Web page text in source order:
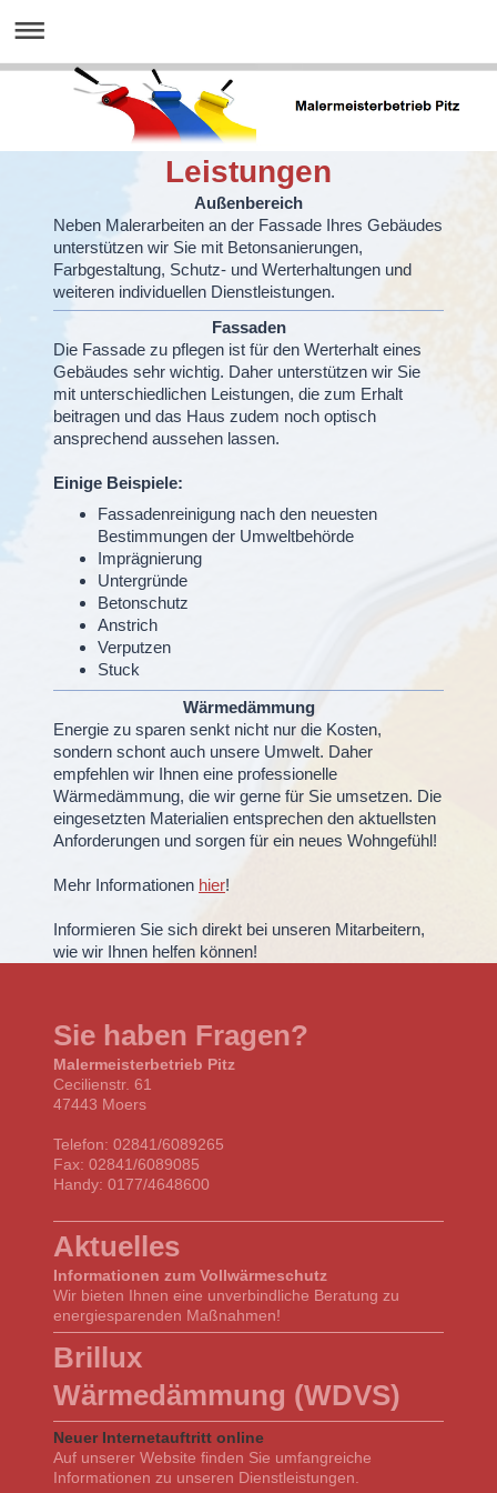
Leistungen
Außenbereich
Neben Malerarbeiten an der Fassade Ihres Gebäudes
unterstützen wir Sie mit Betonsanierungen,
Farbgestaltung, Schutz- und Werterhaltungen und
weiteren individuellen Dienstleistungen.
Fassaden
Die Fassade zu pflegen ist für den Werterhalt eines
Gebäudes sehr wichtig. Daher unterstützen wir Sie
mit unterschiedlichen Leistungen, die zum Erhalt
beitragen und das Haus zudem noch optisch
ansprechend aussehen lassen.
Einige Beispiele:
Fassadenreinigung nach den neuesten
Bestimmungen der Umweltbehörde
Imprägnierung
Untergründe
Betonschutz
Anstrich
Verputzen
Stuck
Wärmedämmung
Energie zu sparen senkt nicht nur die Kosten,
sondern schont auch unsere Umwelt. Daher
empfehlen wir Ihnen eine professionelle
Wärmedämmung, die wir gerne für Sie umsetzen. Die
eingesetzten Materialien entsprechen den aktuellsten
Anforderungen und sorgen für ein neues Wohngefühl!
Mehr Informationen hier!
Informieren Sie sich direkt bei unseren Mitarbeitern,
wie wir Ihnen helfen können!
Sie haben Fragen?
Malermeisterbetrieb Pitz
Cecilienstr. 61
47443 Moers
Telefon: 02841/6089265
Fax: 02841/6089085
Handy: 0177/4648600
Aktuelles
Informationen zum Vollwärmeschutz
Wir bieten Ihnen eine unverbindliche Beratung zu
energiesparenden Maßnahmen!
Brillux
Wärmedämmung (WDVS)
Neuer Internetauftritt online
Auf unserer Website finden Sie umfangreiche
Informationen zu unseren Dienstleistungen.